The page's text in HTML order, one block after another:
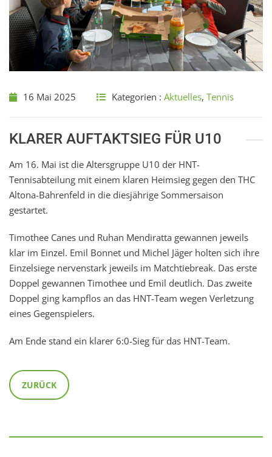
16 Mai 2025 Kategorien : Aktuelles, Tennis
KLARER AUFTAKTSIEG FÜR U10
Am 16. Mai ist die Altersgruppe U10 der HNT-
Tennisabteilung mit einem klaren Heimsieg gegen den THC
Altona-Bahrenfeld in die diesjährige Sommersaison
gestartet.
Timothee Canes und Ruhan Mendiratta gewannen jeweils
klar im Einzel. Emil Bonnet und Michel Jäger holten sich ihre
Einzelsiege nervenstark jeweils im Matchtiebreak. Das erste
Doppel gewannen Timothee und Emil deutlich. Das zweite
Doppel ging kampflos an das HNT-Team wegen Verletzung
eines Gegenspielers.
Am Ende stand ein klarer 6:0-Sieg für das HNT-Team.
ZURÜCK